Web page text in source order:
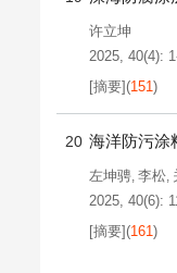
许立坤
2025, 40(4):
[摘要](151)
20 海洋防污涂
左坤骋, 李松,
2025, 40(6):
[摘要](161)